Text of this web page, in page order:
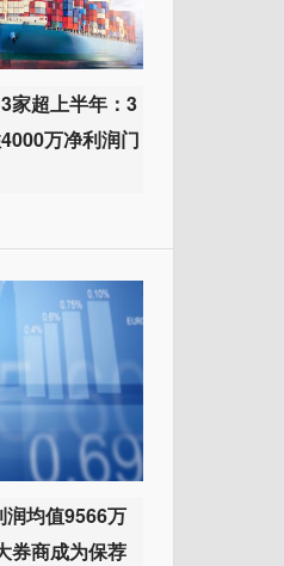
家超上半年：3
万净利润门
润均值9566万
券商成为保荐